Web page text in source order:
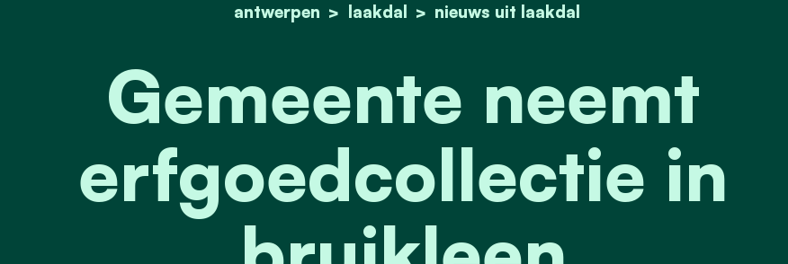
home
antwerpen laakdal nieuws uit laakdal
gemeente neemt erfgoedcollectie in bruikleen
Gemeente neemt
erfgoedcollectie in